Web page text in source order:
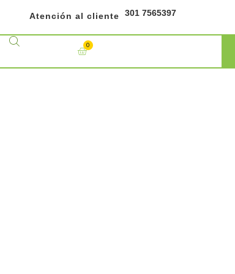
Atención al cliente 301 7565397
0
Cart